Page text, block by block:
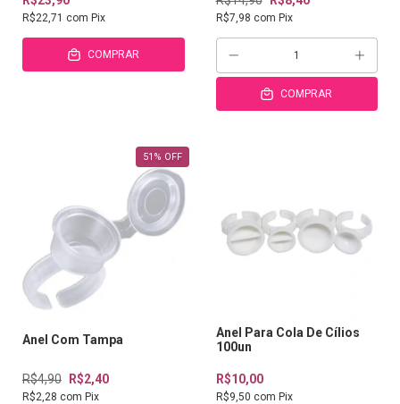
R$22,71 com Pix
COMPRAR
R$7,98 com Pix
COMPRAR
51 % OFF
Anel Com Tampa
R$4,90 R$2,40
R$2,28 com Pix
Anel Para Cola De Cílios
100un
R$10,00
R$9,50 com Pix